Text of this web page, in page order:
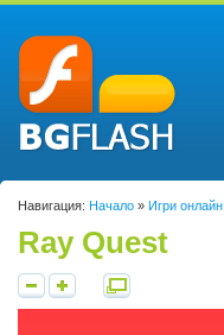
Навигация: Начало » Игри онлайн
Ray Quest